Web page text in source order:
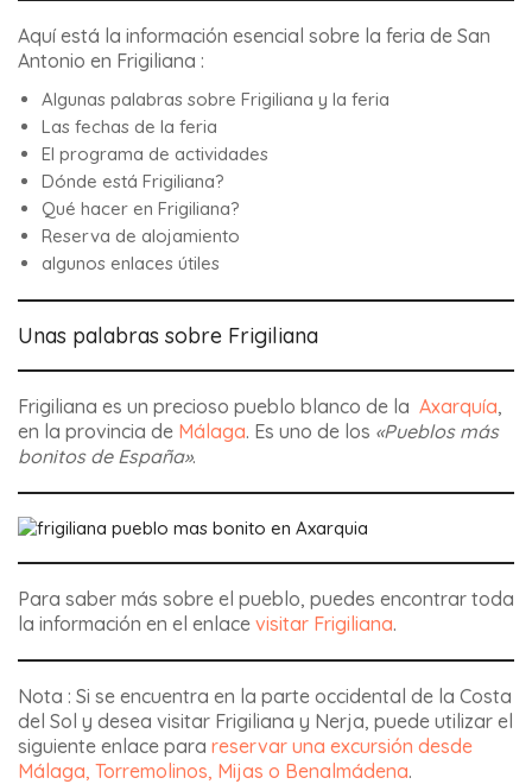
Aquí está la información esencial sobre la feria de San
Antonio en Frigiliana :
Algunas palabras sobre Frigiliana y la feria
Las fechas de la feria
El programa de actividades
Dónde está Frigiliana?
Qué hacer en Frigiliana?
Reserva de alojamiento
algunos enlaces útiles
Unas palabras sobre Frigiliana
Frigiliana es un precioso pueblo blanco de la Axarquía,
en la provincia de Málaga. Es uno de los «Pueblos más
bonitos de España».
Para saber más sobre el pueblo, puedes encontrar toda
la información en el enlace visitar Frigiliana.
Nota : Si se encuentra en la parte occidental de la Costa
del Sol y desea visitar Frigiliana y Nerja, puede utilizar el
siguiente enlace para reservar una excursión desde
Málaga, Torremolinos, Mijas o Benalmádena.